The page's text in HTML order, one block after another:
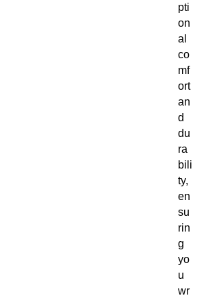
pti
on
al
co
mf
ort
an
d
du
ra
bili
ty,
en
su
rin
g
yo
u
wr